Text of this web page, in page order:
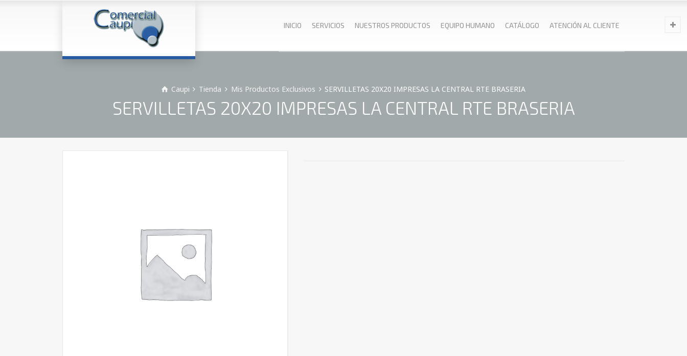
INICIO SERVICIOS NUESTROS PRODUCTOS EQUIPO HUMANO CATÁLOGO ATENCIÓN AL CLIENTE
Caupi Tienda Mis Productos Exclusivos SERVILLETAS 20X20 IMPRESAS LA CENTRAL RTE BRASERIA
SERVILLETAS 20X20 IMPRESAS LA CENTRAL RTE BRASERIA